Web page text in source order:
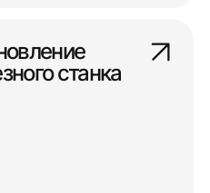
станка